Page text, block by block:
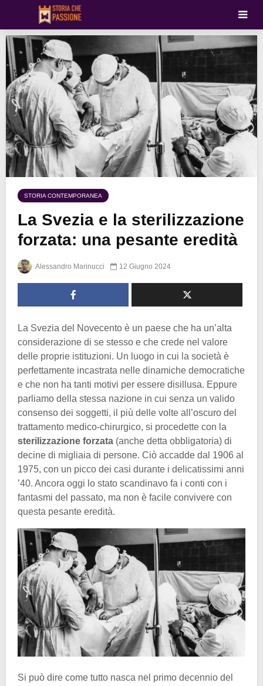
STORIA CONTEMPORANEA
La Svezia e la sterilizzazione
forzata: una pesante eredità
Alessandro Marinucci 12 Giugno 2024
La Svezia del Novecento è un paese che ha un’alta
considerazione di se stesso e che crede nel valore
delle proprie istituzioni. Un luogo in cui la società è
perfettamente incastrata nelle dinamiche democratiche
e che non ha tanti motivi per essere disillusa. Eppure
parliamo della stessa nazione in cui senza un valido
consenso dei soggetti, il più delle volte all’oscuro del
trattamento medico-chirurgico, si procedette con la
sterilizzazione forzata (anche detta obbligatoria) di
decine di migliaia di persone. Ciò accadde dal 1906 al
1975, con un picco dei casi durante i delicatissimi anni
’40. Ancora oggi lo stato scandinavo fa i conti con i
fantasmi del passato, ma non è facile convivere con
questa pesante eredità.
Si può dire come tutto nasca nel primo decennio del